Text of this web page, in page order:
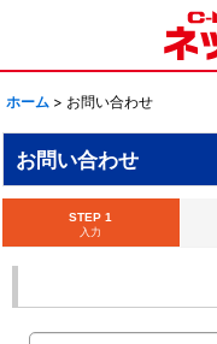
ホーム > お問い合わせ
お問い合わせ
STEP 1
入力